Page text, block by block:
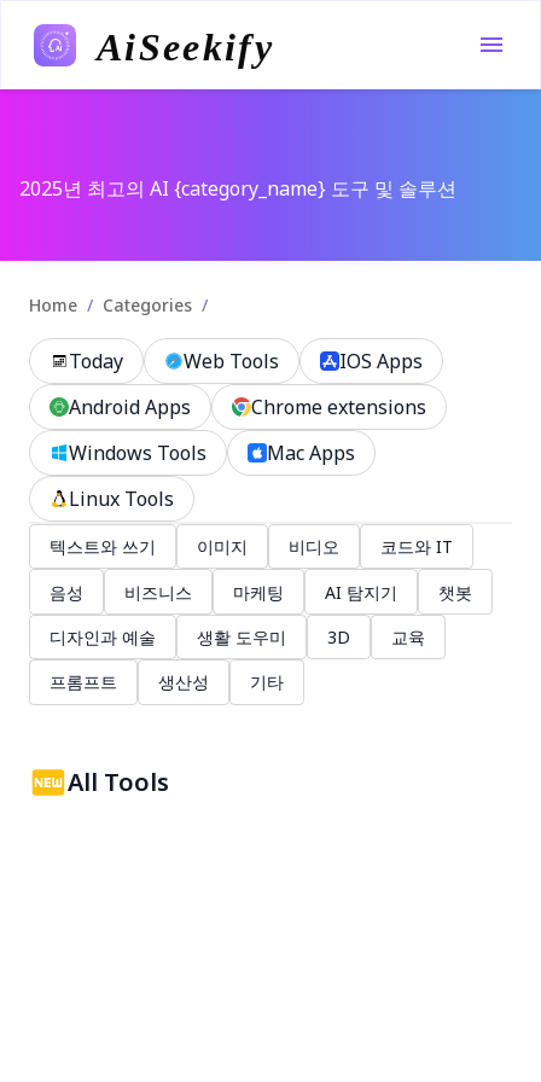
AiSeekify
2025년 최고의 AI {category_name} 도구 및 솔루션
Home / Categories /
Today Web Tools
IOS Apps
Android Apps
Chrome extensions
Windows Tools
Mac Apps
Linux Tools
텍스트와 쓰기 이미지 비디오
코드와 IT
음성
비즈니스 마케팅 AI 탐지기
챗봇
디자인과 예술
생활 도우미 3D
교육
프롬프트
생산성 기타
All Tools